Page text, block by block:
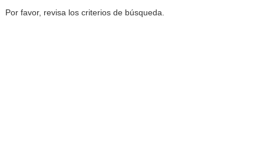
Por favor, revisa los criterios de búsqueda.